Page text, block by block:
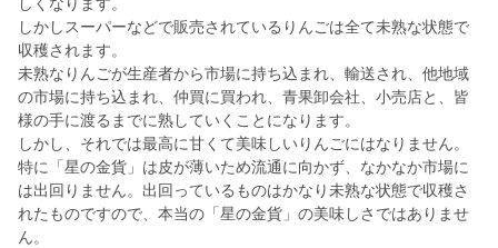
しかしスーパーなどで販売されているりんごは全て未熟な状態で
収穫されます。
未熟なりんごが生産者から市場に持ち込まれ、輸送され、他地域
の市場に持ち込まれ、仲買に買われ、青果卸会社、小売店と、皆
様の手に渡るまでに熟していくことになります。
しかし、それでは最高に甘くて美味しいりんごにはなりません。
特に「星の金貨」は皮が薄いため流通に向かず、なかなか市場に
は出回りません。出回っているものはかなり未熟な状態で収穫さ
れたものですので、本当の「星の金貨」の美味しさではありませ
ん。